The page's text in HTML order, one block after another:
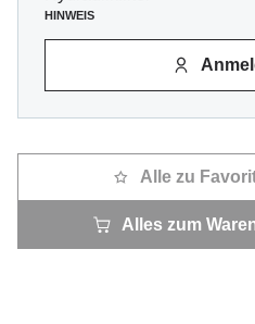
HINWEIS
Alle zu
Alles zum